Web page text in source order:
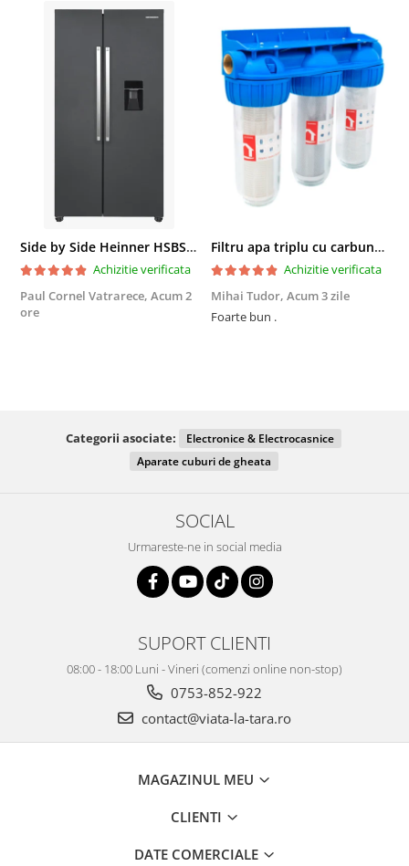
Side by Side Heinner HSBS-HM439NFINVDGWDE++, Total No Frost, Compresor Inverter, Dozator Apa, Display Touch LED, 439 L, Clasa E, Gri Antracit Texturat
Achizitie verificata
Paul Cornel Vatrarece, Acum 2
ore
Filtru apa triplu cu carbune/bumbac/sita 3x3/4"*10
Achizitie verificata
Mihai Tudor, Acum 3 zile
Foarte bun .
Categorii asociate:
Electronice & Electrocasnice
Aparate cuburi de gheata
SOCIAL
Urmareste-ne in social media
SUPORT CLIENTI
08:00 - 18:00 Luni - Vineri (comenzi online non-stop)
0753-852-922
contact@viata-la-tara.ro
MAGAZINUL MEU
CLIENTI
DATE COMERCIALE